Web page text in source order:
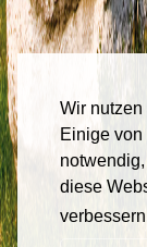
Wir
Einige
diese